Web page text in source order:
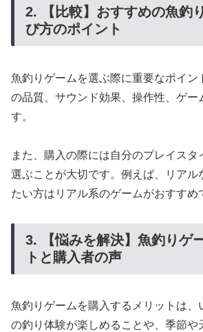
2. 【比較】おすすめの魚釣
び方のポイント
魚釣りゲームを選ぶ際に重要なポイン
の品質、サウンド効果、操作性、ゲー
す。
また、購入の際には自分のプレイスタ
選ぶことが大切です。例えば、リアル
たい方はリアル系のゲームがおすすめ
3. 【悩みを解決】魚釣りゲ
トと購入者の声
魚釣りゲームを購入するメリットは、
の釣り体験が楽しめることや、季節や